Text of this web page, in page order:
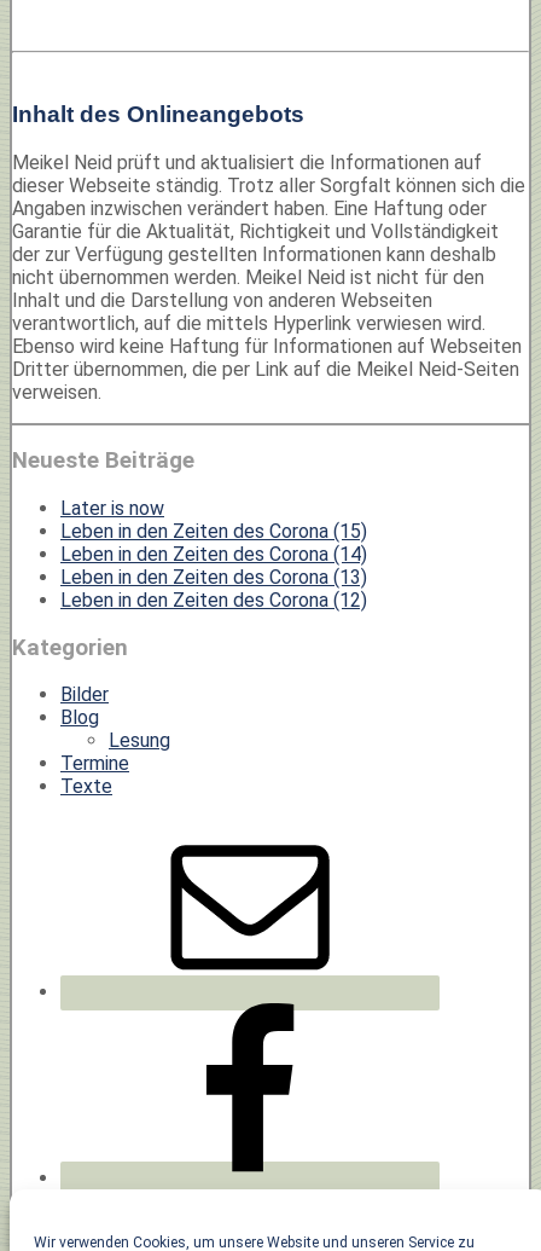
Wir verwenden Cookies, um unsere Website und unseren Service zu
Inhalt des Onlineangebots
Meikel Neid prüft und aktualisiert die Informationen auf
dieser Webseite ständig. Trotz aller Sorgfalt können sich die
Angaben inzwischen verändert haben. Eine Haftung oder
Garantie für die Aktualität, Richtigkeit und Vollständigkeit
der zur Verfügung gestellten Informationen kann deshalb
nicht übernommen werden. Meikel Neid ist nicht für den
Inhalt und die Darstellung von anderen Webseiten
verantwortlich, auf die mittels Hyperlink verwiesen wird.
Ebenso wird keine Haftung für Informationen auf Webseiten
Dritter übernommen, die per Link auf die Meikel Neid-Seiten
verweisen.
Neueste Beiträge
Later is now
Leben in den Zeiten des Corona (15)
Leben in den Zeiten des Corona (14)
Leben in den Zeiten des Corona (13)
Leben in den Zeiten des Corona (12)
Kategorien
Bilder
Blog
Lesung
Termine
Texte